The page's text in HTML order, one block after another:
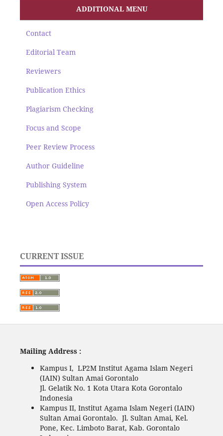
ADDITIONAL MENU
Contact
Editorial Team
Reviewers
Publication Ethics
Plagiarism Checking
Focus and Scope
Peer Review Process
Author Guideline
Publishing System
Open Access Policy
CURRENT ISSUE
Mailing Address :
Kampus I, LP2M Institut Agama Islam Negeri
(IAIN) Sultan Amai Gorontalo
Jl. Gelatik No. 1 Kota Utara Kota Gorontalo
Indonesia
Kampus II, Institut Agama Islam Negeri (IAIN)
Sultan Amai Gorontalo. Jl. Sultan Amai, Kel.
Pone, Kec. Limboto Barat, Kab. Gorontalo